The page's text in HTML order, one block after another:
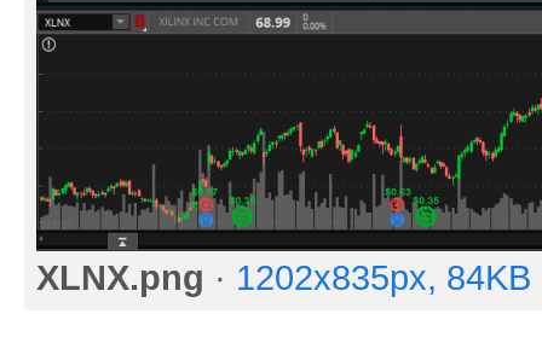
XLNX.png · 1202x835px, 84KB